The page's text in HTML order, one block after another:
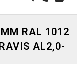
RAL 1012
AL2,0-